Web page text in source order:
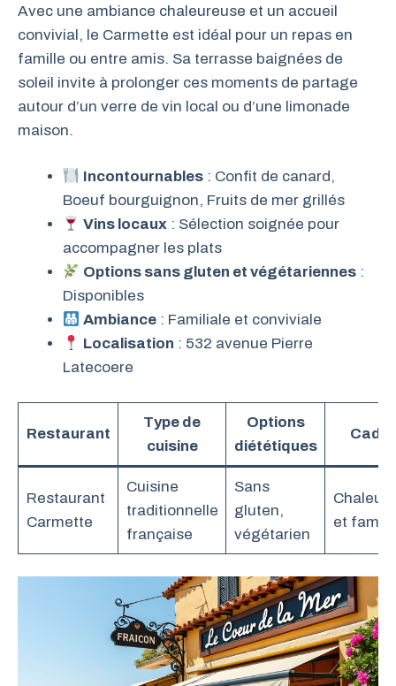
Avec une ambiance chaleureuse et un accueil
convivial, le Carmette est idéal pour un repas en
famille ou entre amis. Sa terrasse baignées de
soleil invite à prolonger ces moments de partage
autour d’un verre de vin local ou d’une limonade
maison.
Incontournables : Confit de canard,
Boeuf bourguignon, Fruits de mer grillés
Vins locaux : Sélection soignée pour
accompagner les plats
Options sans gluten et végétariennes :
Disponibles
Ambiance : Familiale et conviviale
Localisation : 532 avenue Pierre
Latecoere
Restaurant
Type de
cuisine
Options
diététiques
Cadre
Restaurant
Carmette
Cuisine
traditionnelle
française
Sans
gluten,
végétarien
et